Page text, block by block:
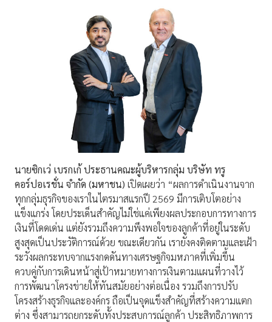
นายซิกเว่ เบรกเก้ ประธานคณะผู้บริหารกลุ่ม บริษัท ทรู
คอร์ปอเรชั่น จำกัด (มหาชน) เปิดเผยว่า “ผลการดำเนินงานจาก
ทุกกลุ่มธุรกิจของเราในไตรมาสแรกปี 2569 มีการเติบโตอย่าง
แข็งแกร่ง โดยประเด็นสำคัญไม่ใช่แค่เพียงผลประกอบการทางการ
เงินที่โดดเด่น แต่ยังรวมถึงความพึงพอใจของลูกค้าที่อยู่ในระดับ
สูงสุดเป็นประวัติการณ์ด้วย ขณะเดียวกัน เรายังคงติดตามและเฝ้า
ระวังผลกระทบจากแรงกดดันทางเศรษฐกิจมหภาคที่เพิ่มขึ้น
ควบคู่กับการเดินหน้าสู่เป้าหมายทางการเงินตามแผนที่วางไว้
การพัฒนาโครงข่ายให้ทันสมัยอย่างต่อเนื่อง รวมถึงการปรับ
โครงสร้างธุรกิจและองค์กร ถือเป็นจุดแข็งสำคัญที่สร้างความแตก
ต่าง ซึ่งสามารถยกระดับทั้งประสบการณ์ลูกค้า ประสิทธิภาพการ